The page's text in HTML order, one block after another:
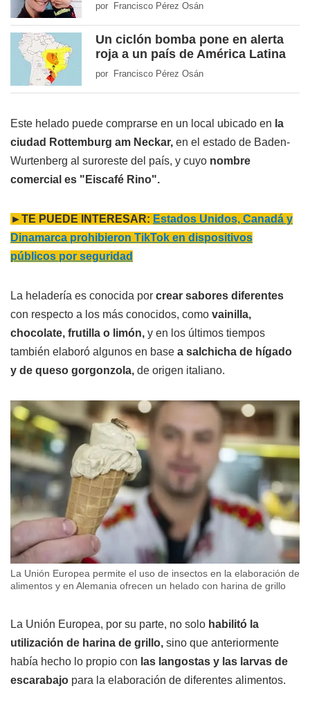
por Francisco Pérez Osán
Un ciclón bomba pone en alerta
roja a un país de América Latina
por Francisco Pérez Osán
Este helado puede comprarse en un local ubicado en la
ciudad Rottemburg am Neckar, en el estado de Baden-
Wurtenberg al suroreste del país, y cuyo nombre
comercial es "Eiscafé Rino".
►TE PUEDE INTERESAR: Estados Unidos, Canadá y
Dinamarca prohibieron TikTok en dispositivos
públicos por seguridad
La heladería es conocida por crear sabores diferentes
con respecto a los más conocidos, como vainilla,
chocolate, frutilla o limón, y en los últimos tiempos
también elaboró algunos en base a salchicha de hígado
y de queso gorgonzola, de origen italiano.
La Unión Europea permite el uso de insectos en la elaboración de
alimentos y en Alemania ofrecen un helado con harina de grillo
La Unión Europea, por su parte, no solo habilitó la
utilización de harina de grillo, sino que anteriormente
había hecho lo propio con las langostas y las larvas de
escarabajo para la elaboración de diferentes alimentos.